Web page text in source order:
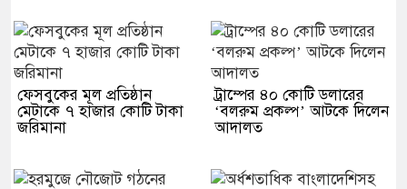
ফেসবুকের মূল প্রতিষ্ঠান
মেটাকে ৭ হাজার কোটি টাকা
জরিমানা
ট্রাম্পের ৪০ কোটি ডলারের
‘বলরুম প্রকল্প’ আটকে দিলেন
আদালত